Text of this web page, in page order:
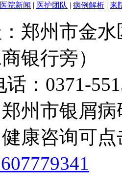
医院新闻 | 医护团队 | 病例解析 | 来
郑州市金
银行旁）
： 0371-
州市银屑
康咨询可